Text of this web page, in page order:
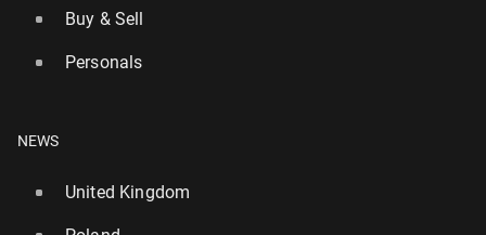
Buy & Sell
Personals
NEWS
United Kingdom